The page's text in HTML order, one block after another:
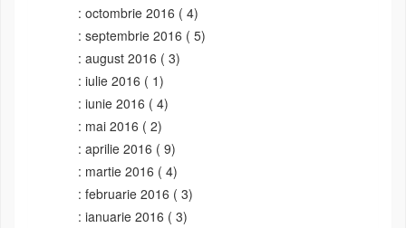
octombrie 2016 ( 4)
septembrie 2016 ( 5)
august 2016 ( 3)
iulie 2016 ( 1)
iunie 2016 ( 4)
mai 2016 ( 2)
aprilie 2016 ( 9)
martie 2016 ( 4)
februarie 2016 ( 3)
ianuarie 2016 ( 3)